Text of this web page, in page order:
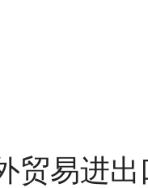
贸易进